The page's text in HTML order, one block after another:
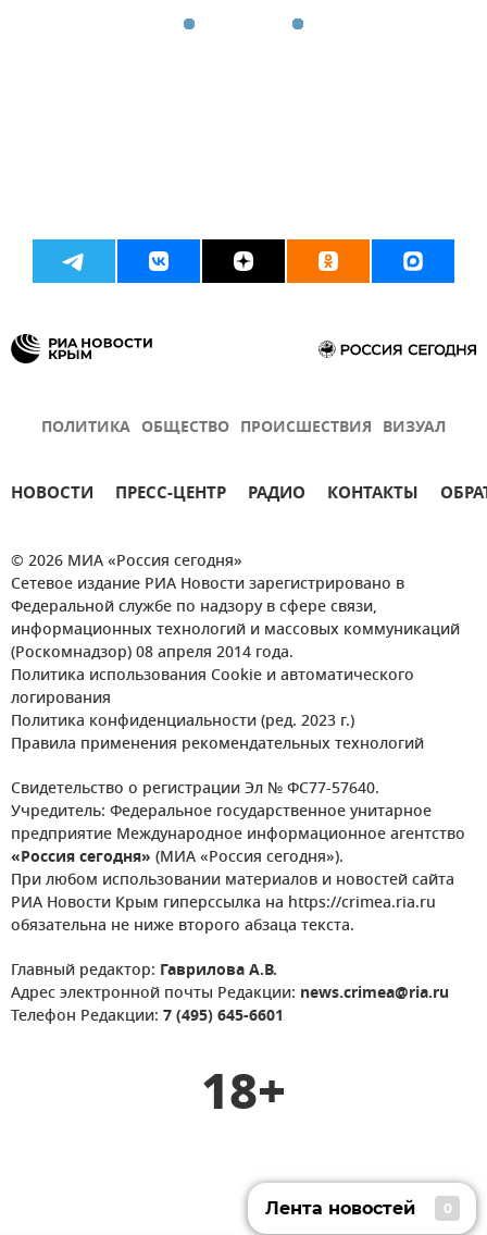
ПОЛИТИКА ОБЩЕСТВО ПРОИСШЕСТВИЯ ВИЗУАЛ
НОВОСТИ ПРЕСС-ЦЕНТР РАДИО КОНТАКТЫ
© 2026 МИА «Россия сегодня»
Сетевое издание РИА Новости зарегистрировано в
Федеральной службе по надзору в сфере связи,
информационных технологий и массовых коммуникаций
(Роскомнадзор) 08 апреля 2014 года.
Политика использования Cookie и автоматического
логирования
Политика конфиденциальности (ред. 2023 г.)
Правила применения рекомендательных технологий
Свидетельство о регистрации Эл № ФС77-57640.
Учредитель: Федеральное государственное унитарное
предприятие Международное информационное агентство
«Россия сегодня» (МИА «Россия сегодня»).
При любом использовании материалов и новостей сайта
РИА Новости Крым гиперссылка на https://crimea.ria.ru
обязательна не ниже второго абзаца текста.
Главный редактор: Гаврилова А.В.
Адрес электронной почты Редакции: news.crimea@ria.ru
Телефон Редакции: 7 (495) 645-6601
18+
Лента новостей 0